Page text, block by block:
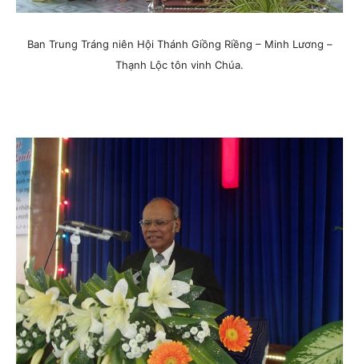
Ban Trung Tráng niên Hội Thánh Giồng Riềng – Minh Lương –
Thạnh Lộc tôn vinh Chúa.